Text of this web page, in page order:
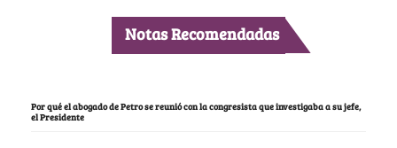
Notas Recomendadas
Por qué el abogado de Petro se reunió con la congresista que investigaba a su jefe,
el Presidente